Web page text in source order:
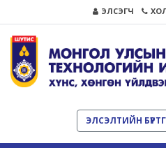
ЭЛСЭГЧ
ЭЛСЭЛТИЙН